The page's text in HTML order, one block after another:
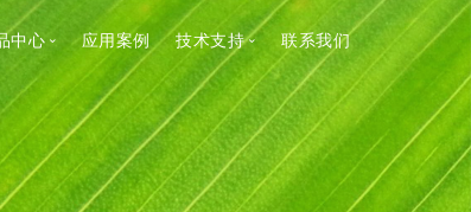
中心
流体输送与控制
计量与消毒系统
气味控制及废气处理系统
应用案例 技术支持
流体输送与控制
计量与消毒系统
气味控制及废气处理系统
联系我们